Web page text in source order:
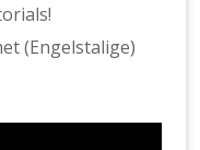
(Engelstalige)